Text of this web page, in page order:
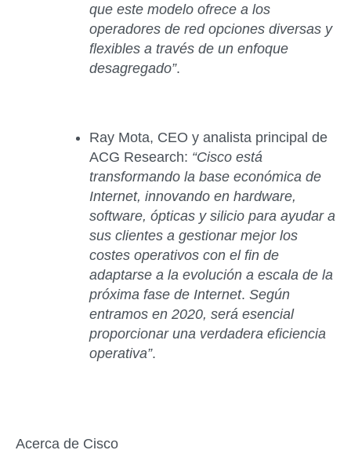
que este modelo ofrece a los
operadores de red opciones diversas y
flexibles a través de un enfoque
desagregado”.
Ray Mota, CEO y analista principal de
ACG Research: “Cisco está
transformando la base económica de
Internet, innovando en hardware,
software, ópticas y silicio para ayudar a
sus clientes a gestionar mejor los
costes operativos con el fin de
adaptarse a la evolución a escala de la
próxima fase de Internet. Según
entramos en 2020, será esencial
proporcionar una verdadera eficiencia
operativa”.
Acerca de Cisco